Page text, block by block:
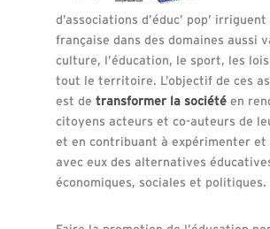
d’associations d’éduc’ pop’
française dans des domaines aussi
culture, l’éducation, le sport, les
tout le territoire. L’objectif de ces
est de transformer la sociétéen
citoyens acteurs et co-auteurs de
et en contribuant à expérimenter et
avec eux des alternatives
économiques, sociales et politiques.